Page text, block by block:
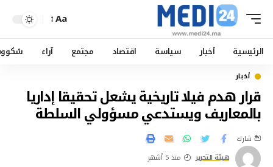
Aa
الرئيسية أخبار سياسة اقتصاد مجتمع آراء
أخبار
قرار هدم فيلا تاريخية يشعل تحقيقا إداريا
بالمعاريف ويستدعي مسؤولي السلطة
هيئة التحرير منذ 5 أشهر
شارك